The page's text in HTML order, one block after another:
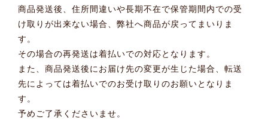
商品発送後、住所間違いや長期不在で保管期間内での受
け取りが出来ない場合、弊社へ商品が戻ってまいりま
す。
その場合の再発送は着払いでの対応となります。
また、商品発送後にお届け先の変更が生じた場合、転送
先によっては着払いでのお受け取りのお願いとなりま
す。
予めご了承くださいませ。